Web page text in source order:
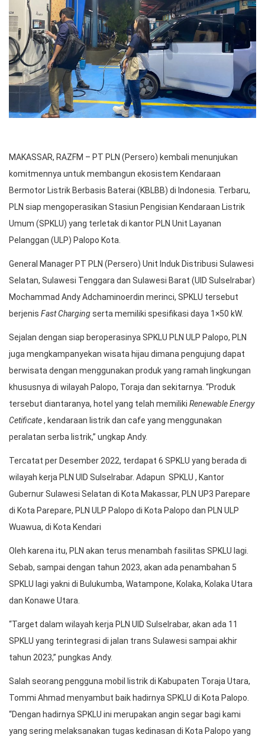
MAKASSAR, RAZFM – PT PLN (Persero) kembali menunjukan
komitmennya untuk membangun ekosistem Kendaraan
Bermotor Listrik Berbasis Baterai (KBLBB) di Indonesia. Terbaru,
PLN siap mengoperasikan Stasiun Pengisian Kendaraan Listrik
Umum (SPKLU) yang terletak di kantor PLN Unit Layanan
Pelanggan (ULP) Palopo Kota.
General Manager PT PLN (Persero) Unit Induk Distribusi Sulawesi
Selatan, Sulawesi Tenggara dan Sulawesi Barat (UID Sulselrabar)
Mochammad Andy Adchaminoerdin merinci, SPKLU tersebut
berjenis Fast Chargingserta memiliki spesifikasi daya 1×50 kW.
Sejalan dengan siap beroperasinya SPKLU PLN ULP Palopo, PLN
juga mengkampanyekan wisata hijau dimana pengujung dapat
berwisata dengan menggunakan produk yang ramah lingkungan
khususnya di wilayah Palopo, Toraja dan sekitarnya. “Produk
tersebut diantaranya, hotel yang telah memiliki Renewable Energy
Cetificate, kendaraan listrik dan cafe yang menggunakan
peralatan serba listrik,” ungkap Andy.
Tercatat per Desember 2022, terdapat 6 SPKLU yang berada di
wilayah kerja PLN UID Sulselrabar. Adapun SPKLU , Kantor
Gubernur Sulawesi Selatan di Kota Makassar, PLN UP3 Parepare
di Kota Parepare, PLN ULP Palopo di Kota Palopo dan PLN ULP
Wuawua, di Kota Kendari
Oleh karena itu, PLN akan terus menambah fasilitas SPKLU lagi.
Sebab, sampai dengan tahun 2023, akan ada penambahan 5
SPKLU lagi yakni di Bulukumba, Watampone, Kolaka, Kolaka Utara
dan Konawe Utara.
“Target dalam wilayah kerja PLN UID Sulselrabar, akan ada 11
SPKLU yang terintegrasi di jalan trans Sulawesi sampai akhir
tahun 2023,” pungkas Andy.
Salah seorang pengguna mobil listrik di Kabupaten Toraja Utara,
Tommi Ahmad menyambut baik hadirnya SPKLU di Kota Palopo.
“Dengan hadirnya SPKLU ini merupakan angin segar bagi kami
yang sering melaksanakan tugas kedinasan di Kota Palopo yang